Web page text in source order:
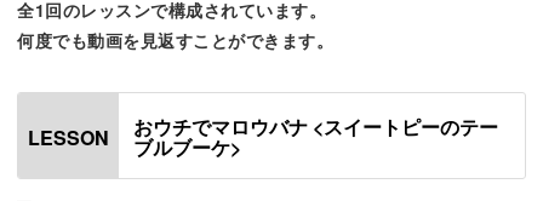
チャーしていきます。
フラワーアレンジメントの中でも定番のブーケは、様々な
お花を組み合わせることでお花一輪よりも華やかな雰囲気
全1回のレッスンで構成されています。
何度でも動画を見返すことができます。
LESSON おウチでマロウバナ <スイートピーのテー
ブルブーケ>